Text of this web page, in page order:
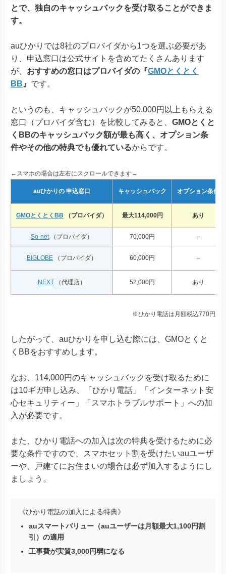
とで、独自のキャッシュバックを受け取ることができま
す。
auひかりでは8社のプロバイダから1つを選ぶ必要があ
り、申込窓口は公式サイトを含めてたくさんあります
が、 おすすめの窓口はプロバイダの 『GMOとくとく
BB 』 です。
というのも、キャッシュバックが50,000円以上もらえる
窓口（プロバイダ含む）を比較してみると、 GMOとくと
くBBのキャッシュバック額が最も高く、オプション条
件やその他の特典でも優れているからです。
←スマホの場合は左右にスクロールできます→
auひかりの 申込窓口 キャッシュバック オプション条件
GMOとくとくBB （プロバイダ） 最大114,000円 あり
So-net （プロバイダ） 70,000円 –
BIGLOBE （プロバイダ） 60,000円 –
NEXT （代理店） 52,000円 あり
※ひかり電話は月額税込770円
したがって、auひかりを申し込む際には、GMOとくと
くBBをおすすめします。
なお、114,000円のキャッシュバックを受け取るために
は10ギガ申し込み、「ひかり電話」「インターネット安
心セキュリティー」「スマホトラブルサポート」への加
入が必要です。
また、ひかり電話への加入は次の特典を受けるために必
要な条件ですので、スマホセット割を受けたいauユーザ
ーや、戸建てにお住まいの場合は必ず加入するようにし
ましょう。
《ひかり電話の加入による特典》
auスマートバリュー（auユーザーは月額最大1,100円割
引）の適用
工事費が実質3,000円弱になる